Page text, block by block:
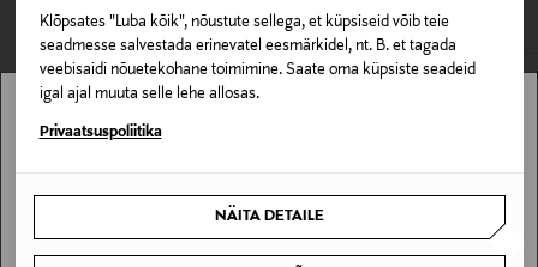
Klõpsates "Luba kõik", nõustute sellega, et küpsiseid võib teie
seadmesse salvestada erinevatel eesmärkidel, nt. B. et tagada
veebisaidi nõuetekohane toimimine. Saate oma küpsiste seadeid
igal ajal muuta selle lehe allosas.
Privaatsuspoliitika
NÄITA DETAILE
Lõhna tüüp
Tualettvesi
NOCOL
Suurus
E-POE TAGASTUSED
Stockmann pole Sinu riigis saadaval.
SAAN ARU